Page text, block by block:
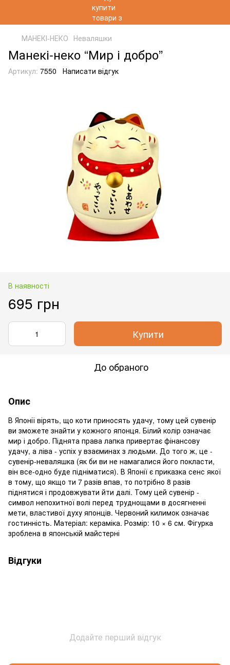
МАНЕКІ-НЕКО Неваляшки
Манекі-неко “Мир і добро”
Артикул: 7550 Написати відгук
В наявності
695 грн
Купити
До обраного
Опис
В Японії вірять, що коти приносять удачу, тому цей сувенір
ви зможете знайти у кожного японця. Білий колір означає
мир і добро. Піднята права лапка привертає фінансову
удачу, а ліва - успіх у взаєминах з людьми. До того ж, це -
сувенір-неваляшка (як би ви не намагалися його покласти,
він все-одно буде підніматися). В Японії є приказка сенс якої
в тому, що якщо ти 7 разів впав, то потрібно 8 разів
піднятися і продовжувати йти далі. Тому цей сувенір -
символ непохитної волі перед труднощами в досягненні
мети, властивої духу японців. Червоний килимок означає
гостинність. Матеріал: кераміка. Розмір: 10 × 6 см. Фігурка
зроблена в японській майстерні
Відгуки
Додайте перший відгук